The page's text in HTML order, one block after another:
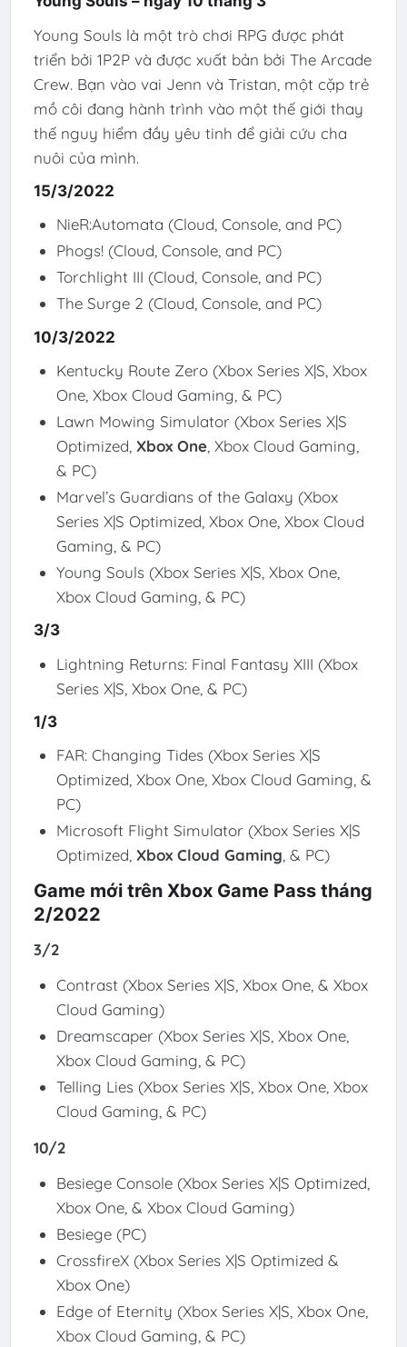
Young Souls là một trò chơi RPG được phát
triển bởi 1P2P và được xuất bản bởi The Arcade
Crew. Bạn vào vai Jenn và Tristan, một cặp trẻ
mồ côi đang hành trình vào một thế giới thay
thế nguy hiểm đầy yêu tinh để giải cứu cha
nuôi của mình.
15/3/2022
NieR:Automata (Cloud, Console, and PC)
Phogs! (Cloud, Console, and PC)
Torchlight III (Cloud, Console, and PC)
The Surge 2 (Cloud, Console, and PC)
10/3/2022
Kentucky Route Zero (Xbox Series X|S, Xbox
One, Xbox Cloud Gaming, & PC)
Lawn Mowing Simulator (Xbox Series X|S
Optimized, Xbox One, Xbox Cloud Gaming,
& PC)
Marvel’s Guardians of the Galaxy (Xbox
Series X|S Optimized, Xbox One, Xbox Cloud
Gaming, & PC)
Young Souls (Xbox Series X|S, Xbox One,
Xbox Cloud Gaming, & PC)
3/3
Lightning Returns: Final Fantasy XIII (Xbox
Series X|S, Xbox One, & PC)
1/3
FAR: Changing Tides (Xbox Series X|S
Optimized, Xbox One, Xbox Cloud Gaming, &
PC)
Microsoft Flight Simulator (Xbox Series X|S
Optimized, Xbox Cloud Gaming, & PC)
Game mới trên Xbox Game Pass tháng
2/2022
3/2
Contrast (Xbox Series X|S, Xbox One, & Xbox
Cloud Gaming)
Dreamscaper (Xbox Series X|S, Xbox One,
Xbox Cloud Gaming, & PC)
Telling Lies (Xbox Series X|S, Xbox One, Xbox
Cloud Gaming, & PC)
10/2
Besiege Console (Xbox Series X|S Optimized,
Xbox One, & Xbox Cloud Gaming)
Besiege (PC)
CrossfireX (Xbox Series X|S Optimized &
Xbox One)
Edge of Eternity (Xbox Series X|S, Xbox One,
Xbox Cloud Gaming, & PC)